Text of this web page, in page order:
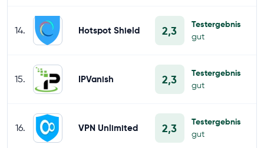
14. Hotspot Shield 2,3
Testergebnis
gut
15. IPVanish 2,3
Testergebnis
gut
16. VPN Unlimited 2,3
Testergebnis
gut